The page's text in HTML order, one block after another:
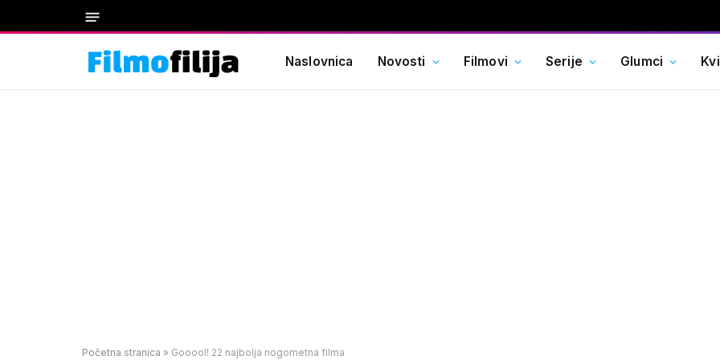
Naslovnica Novosti Filmovi Serije Glumci
Početna stranica » Gooool! 22 najbolja nogometna filma